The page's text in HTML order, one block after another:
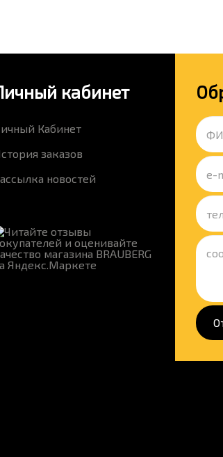
кабинет
Кабинет
заказов
новостей